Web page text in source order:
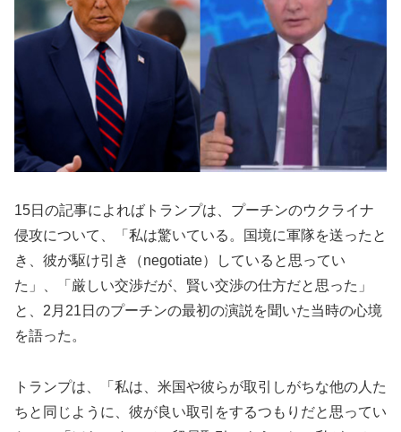
15日の記事によればトランプは、プーチンのウクライナ
侵攻について、「私は驚いている。国境に軍隊を送ったと
き、彼が駆け引き（negotiate）していると思ってい
た」、「厳しい交渉だが、賢い交渉の仕方だと思った」
と、2月21日のプーチンの最初の演説を聞いた当時の心境
を語った。
トランプは、「私は、米国や彼らが取引しがちな他の人た
ちと同じように、彼が良い取引をするつもりだと思ってい